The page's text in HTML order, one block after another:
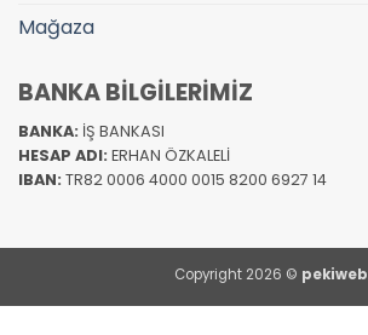
Mağaza
BANKA BİLGİLERİMİZ
BANKA: İŞ BANKASI
HESAP ADI: ERHAN ÖZKALELİ
IBAN: TR82 0006 4000 0015 8200 6927 14
Copyright 2026 © pekiweb